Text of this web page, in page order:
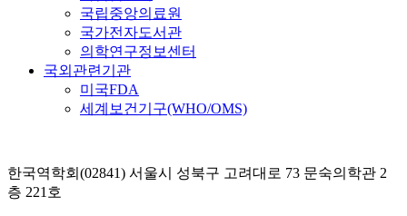
국립중앙의료원
국가전자도서관
의학연구정보센터
국외관련기관
미국FDA
세계보건기구(WHO/OMS)
한국역학회(02841) 서울시 성북구 고려대로 73 문숙의학관 2
층 221호